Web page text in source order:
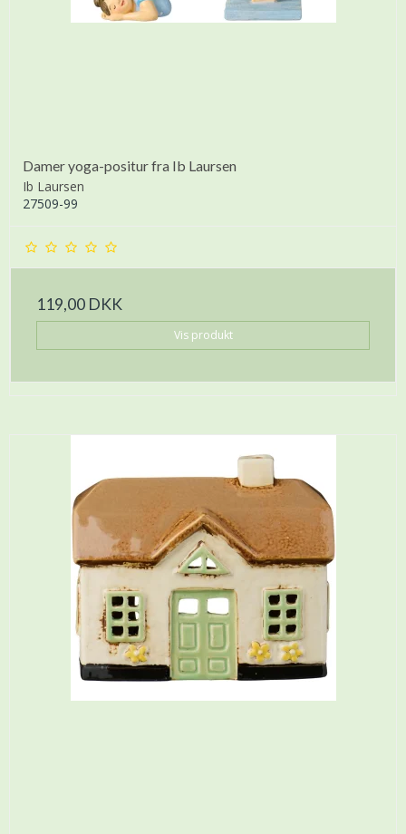
Damer yoga-positur fra Ib Laursen
Ib Laursen
27509-99
119,00 DKK
Vis produkt